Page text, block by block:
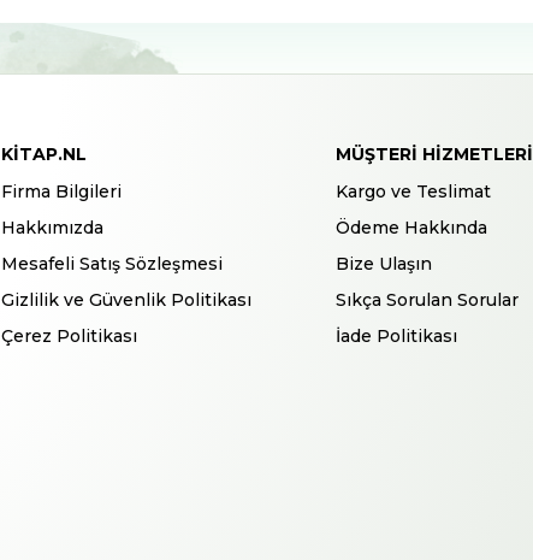
KITAP.NL
Firma Bilgileri
Hakkımızda
Mesafeli Satış Sözleşmesi
Gizlilik ve Güvenlik Politikası
Çerez Politikası
MÜŞTERI HIZMETLERI
Kargo ve Teslimat
Ödeme Hakkında
Bize Ulaşın
Sıkça Sorulan Sorular
İade Politikası